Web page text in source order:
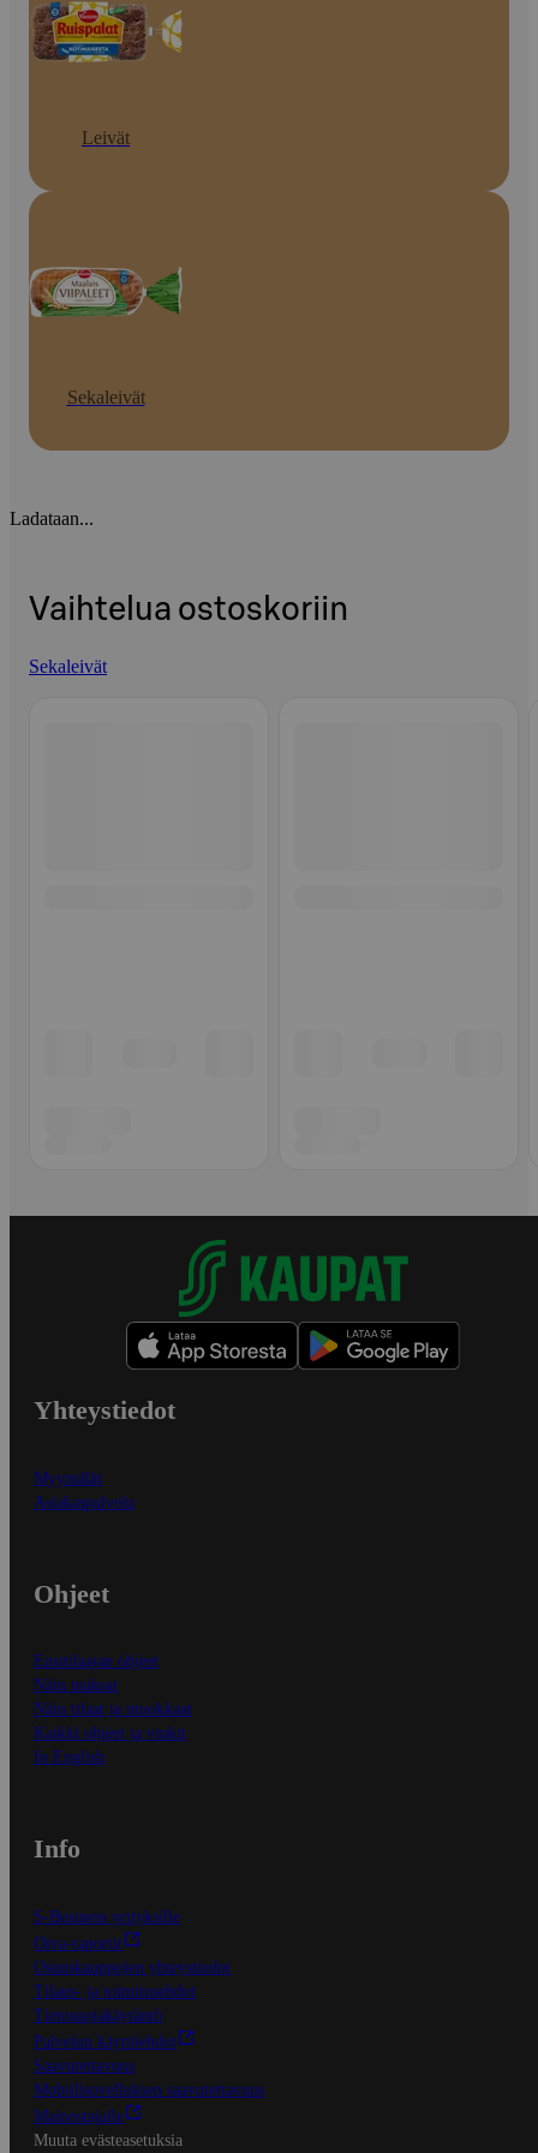
Leivät
Sekaleivät
Ladataan...
Vaihtelua ostoskoriin
Sekaleivät
Yhteystiedot
Myymälät
Asiakaspalvelu
Ohjeet
Ensitilaajan ohjeet
Näin maksat
Näin tilaat ja muokkaat
Kaikki ohjeet ja vinkit
In English
Info
S-Business yrityksille
Oiva-raportit
Osuuskauppojen yhteystiedot
Tilaus- ja toimitusehdot
Tietosuojakäytäntö
Palvelun käyttöehdot
Saavutettavuus
Mobiilisovelluksen saavutettavuus
Mainostajalle
Muuta evästeasetuksia